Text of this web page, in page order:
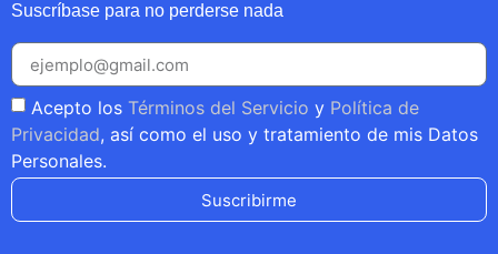
Suscríbase para no perderse nada
Acepto los Términos del Servicio y Política de
Privacidad, así como el uso y tratamiento de mis Datos
Personales.
Suscribirme